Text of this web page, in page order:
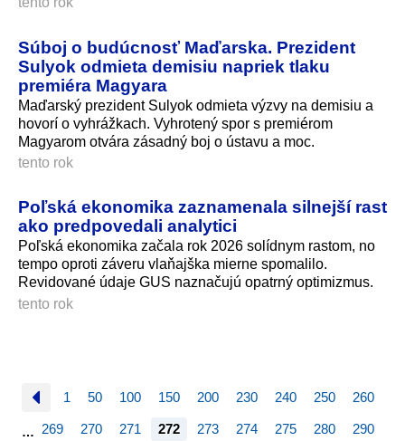
Súboj o budúcnosť Maďarska. Prezident
Sulyok odmieta demisiu napriek tlaku
premiéra Magyara
Maďarský prezident Sulyok odmieta výzvy na demisiu a
hovorí o vyhrážkach. Vyhrotený spor s premiérom
Magyarom otvára zásadný boj o ústavu a moc.
tento rok
Poľská ekonomika zaznamenala silnejší rast
ako predpovedali analytici
Poľská ekonomika začala rok 2026 solídnym rastom, no
tempo oproti záveru vlaňajška mierne spomalilo.
Revidované údaje GUS naznačujú opatrný optimizmus.
tento rok
1 50 100 150 200 230 240 250 260
… 269 270 271 272 273 274 275 280 290